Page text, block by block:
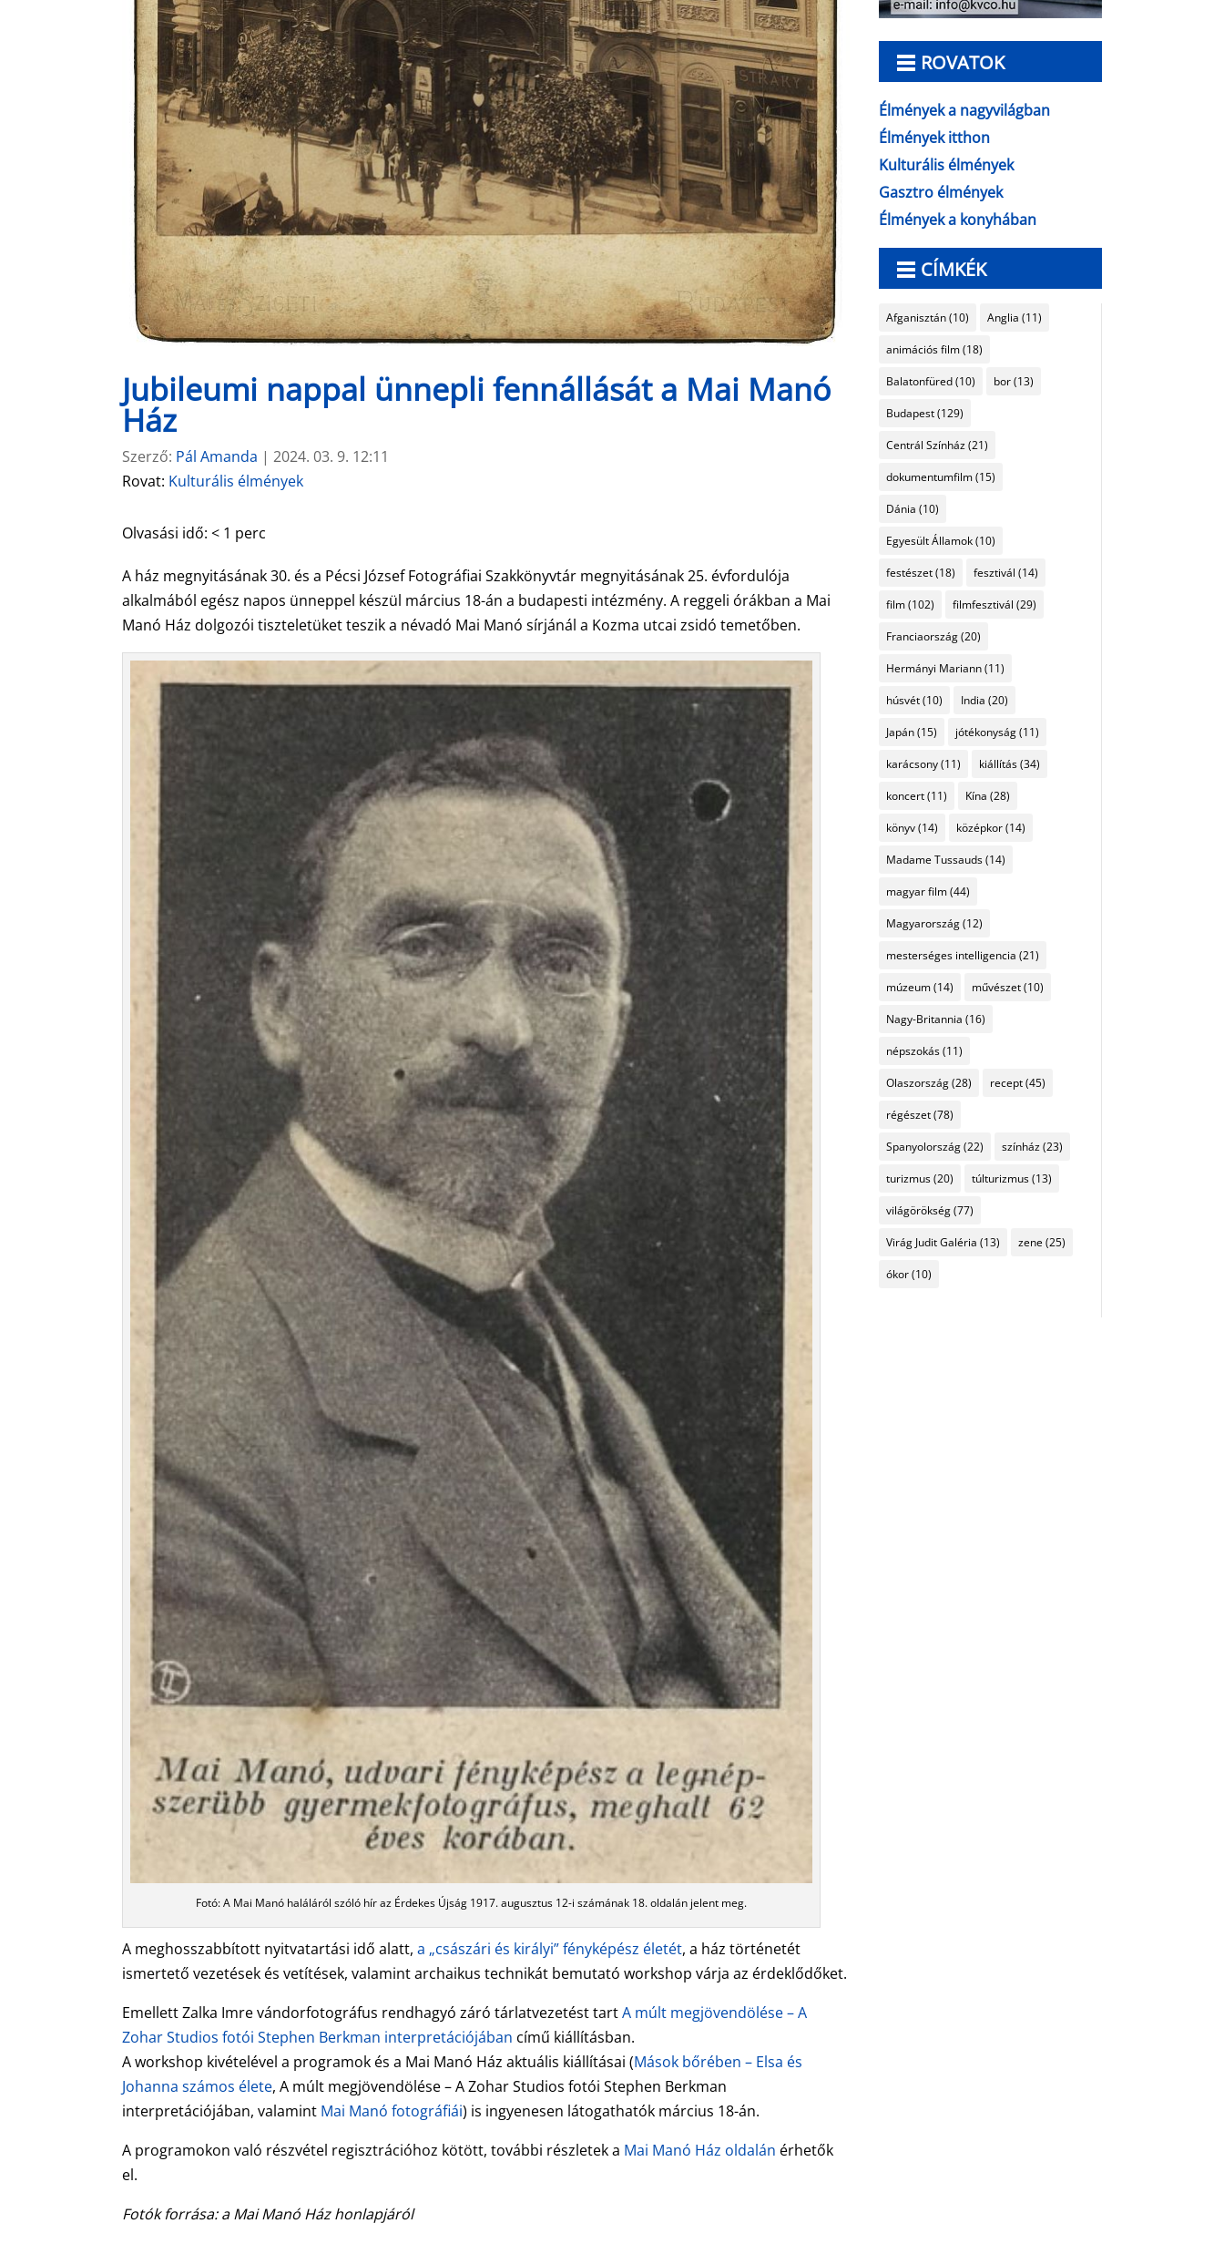
Jubileumi nappal ünnepli fennállását a Mai Manó
Ház
Szerző: Pál Amanda |2024. 03. 9. 12:11
Rovat: Kulturális élmények
Olvasási idő:< 1 perc
A ház megnyitásának 30. és a Pécsi József Fotográfiai Szakkönyvtár megnyitásának 25. évfordulója
alkalmából egész napos ünneppel készül március 18-án a budapesti intézmény. A reggeli órákban a Mai
Manó Ház dolgozói tiszteletüket teszik a névadó Mai Manó sírjánál a Kozma utcai zsidó temetőben.
Fotó: A Mai Manó haláláról szóló hír az Érdekes Újság 1917. augusztus 12-i számának 18. oldalán jelent meg.
A meghosszabbított nyitvatartási idő alatt,a „császári és királyi” fényképész életét, a ház történetét
ismertető vezetések és vetítések, valamint archaikus technikát bemutató workshop várja az érdeklődőket.
Emellett Zalka Imre vándorfotográfus rendhagyó záró tárlatvezetést tartA múlt megjövendölése – A
Zohar Studios fotói Stephen Berkman interpretációjában című kiállításban.
A workshop kivételével a programok és a Mai Manó Ház aktuális kiállításai (Mások bőrében – Elsa és
Johanna számos élete, A múlt megjövendölése – A Zohar Studios fotói Stephen Berkman
interpretációjában, valamint Mai Manó fotográfiái) is ingyenesen látogathatók március 18-án.
A programokon való részvétel regisztrációhoz kötött, további részletek a Mai Manó Ház oldalán érhetők
el.
Fotók forrása: a Mai Manó Ház honlapjáról
ROVATOK
Élmények a nagyvilágban
Élmények itthon
Kulturális élmények
Gasztro élmények
Élmények a konyhában
CÍMKÉK
Afganisztán(10) Anglia (11)
animációs film(18)
Balatonfüred(10) bor(13)
Budapest(129)
Centrál Színház(21)
dokumentumfilm(15)
Dánia (10)
Egyesült Államok(10)
festészet(18) fesztivál (14)
film(102) filmfesztivál (29)
Franciaország(20)
Hermányi Mariann(11)
húsvét(10) India (20)
Japán(15) jótékonyság(11)
karácsony(11) kiállítás(34)
koncert(11) Kína (28)
könyv(14) középkor(14)
Madame Tussauds(14)
magyar film(44)
Magyarország(12)
mesterséges intelligencia (21)
múzeum(14) művészet(10)
Nagy-Britannia (16)
népszokás(11)
Olaszország(28) recept(45)
régészet(78)
Spanyolország(22) színház(23)
turizmus(20) túlturizmus(13)
világörökség(77)
Virág Judit Galéria (13) zene (25)
ókor(10)